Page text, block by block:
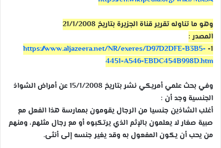
وهو ما تناوله تقرير قناة الجزيرة بتاريخ 21/1/2008
المصدر :
1-
https://www.aljazeera.net/NR/exeres/D97D2DFE-B3B5-
4451-A546-EBDC454B998D.htm
وفي بحث علمي أمريكي نشر بتاريخ 15/1/2008 عن أمراض الشواذ
الجنسية وجد أن :
أغلب الشاذين جنسيا من الرجال يقومون بممارسة هذا الفعل مع
صبية صغار لا يعلمون بالإثم الذي يرتكبوه أو مع رجال مثلهم، ومنهم
من يحب أن يكون المفعول به وقد يغير جنسه إلى أنثى.